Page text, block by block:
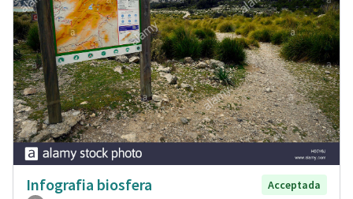
Infografia biosfera
Acceptada